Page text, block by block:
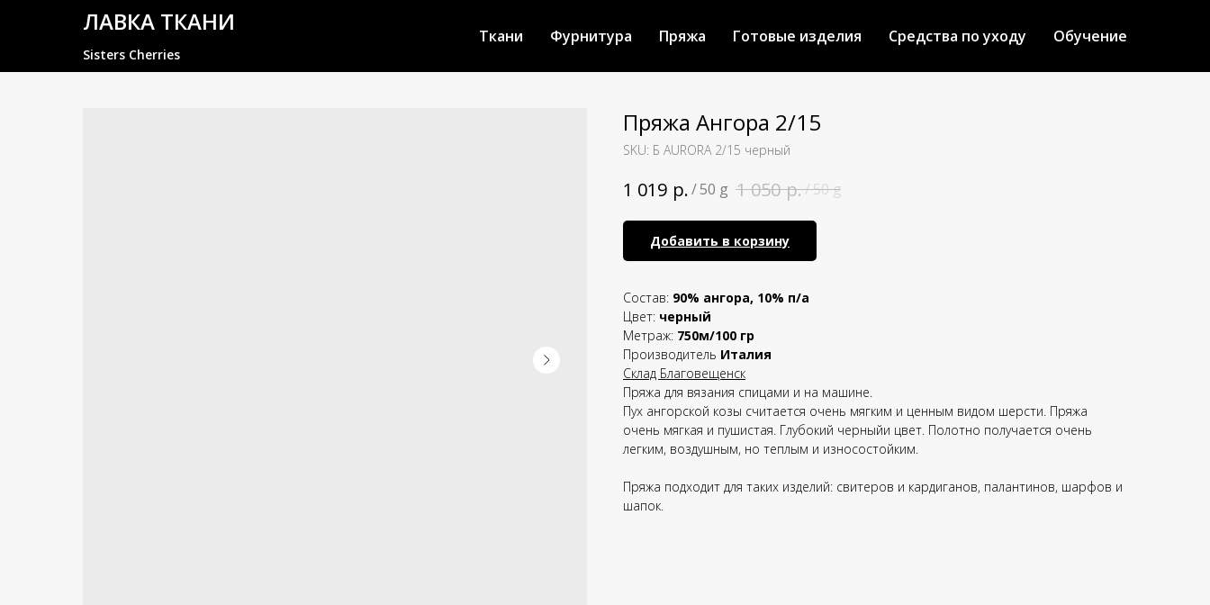
ЛАВКА ТКАНИ
Sisters Cherries
Ткани Фурнитура Пряжа Готовые изделия Средства по уходу Обучение
Пряжа Ангора 2/15
SKU: Б AURORA 2/15 черный
1 019 р./50 g 1 050 р./50 g
Добавить в корзину
Состав: 90% ангора, 10% п/а
Цвет: черный
Метраж: 750м/100 гр
Производитель Италия
Склад Благовещенск
Пряжа для вязания спицами и на машине.
Пух ангорской козы считается очень мягким и ценным видом шерсти. Пряжа
очень мягкая и пушистая. Глубокий черныйи цвет. Полотно получается очень
легким, воздушным, но теплым и износостойким.
Пряжа подходит для таких изделий: свитеров и кардиганов, палантинов, шарфов и
шапок.